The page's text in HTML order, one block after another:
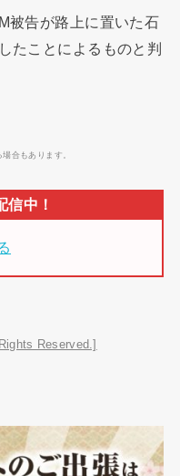
被告が路上に置いた石
たことによるものと判
合もあります。
Reserved.]